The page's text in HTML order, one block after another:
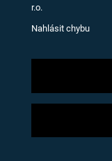
r.o.
Nahlásit chybu